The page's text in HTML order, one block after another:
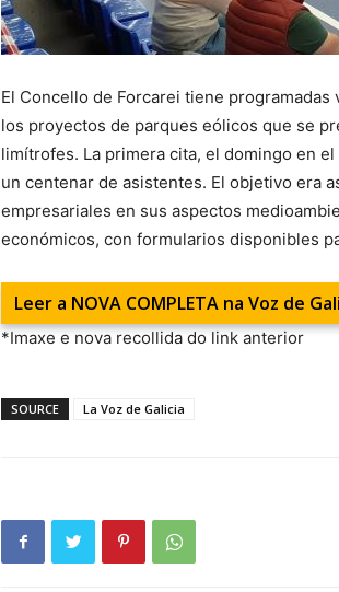
El Concello de Forcarei tiene
los proyectos de parques eólicos que se
limítrofes. La primera cita, el domingo en
un centenar de asistentes. El objetivo era
empresariales en sus aspectos
económicos, con formularios disponibles
Leer a NOVA COMPLETA na Voz de
*Imaxe e nova recollida do link anterior
SOURCE La Voz de Galicia